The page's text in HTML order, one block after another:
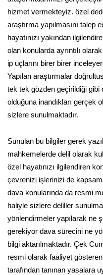
hizmet vermekteyiz. özel
araştırma yapılmasını talep
hayatınızı yakından
olan konularda ayrıntılı
ip uçlarını birer birer
Yapılan araştırmalar
tek tek gözden geçirildiği gibi
olduğuna inandıkları gerçek
sizlere sunulmaktadır.
Sunulan bu bilgiler gerek
mahkemelerde delil olarak
özel hayatınızı ilgilendiren
çevrenizi işlerinizi de
dava konularında da resmi
haliyle sizlere deliller
yönlendirmeler yapılarak ne
gerekiyor dava sürecini ne
bilgi aktarılmaktadır. Çek
resmi olarak faaliyet
tarafından tanınan yasalara